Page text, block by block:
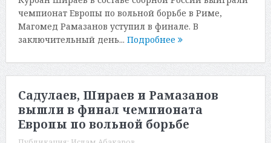
чемпионат Европы по вольной борьбе в Риме,
Магомед Рамазанов уступил в финале. В
заключительный день... Подробнее
Садулаев, Шираев и Рамазанов
вышли в финал чемпионата
Европы по вольной борьбе